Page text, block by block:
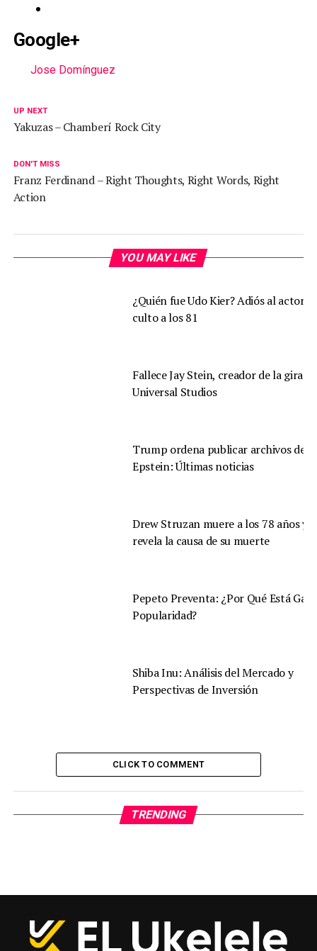
Google+
Jose Domínguez
UP NEXT
Yakuzas – Chamberí Rock City
DON'T MISS
Franz Ferdinand – Right Thoughts, Right Words, Right
Action
YOU MAY LIKE
¿Quién fue Udo Kier? Adiós al actor
culto a los 81
Fallece Jay Stein, creador de la gira de
Universal Studios
Trump ordena publicar archivos de
Epstein: Últimas noticias
Drew Struzan muere a los 78 años y
revela la causa de su muerte
Pepeto Preventa: ¿Por Qué Está
Popularidad?
Shiba Inu: Análisis del Mercado y
Perspectivas de Inversión
CLICK TO COMMENT
TRENDING